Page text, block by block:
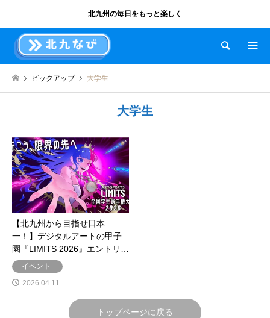
北九州の毎日をもっと楽しく
検索
ピックアップ 大学生
大学生
【北九州から目指せ日本
一！】デジタルアートの甲子
園『LIMITS 2026』エントリ…
イベント
2026.04.11
トップページに戻る